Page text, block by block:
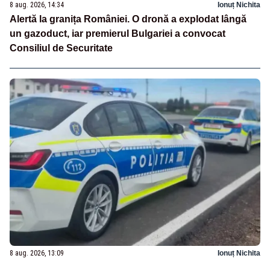
8 aug. 2026, 14:34 Ionuț Nichita
Alertă la granița României. O dronă a explodat lângă
un gazoduct, iar premierul Bulgariei a convocat
Consiliul de Securitate
8 aug. 2026, 13:09 Ionuț Nichita